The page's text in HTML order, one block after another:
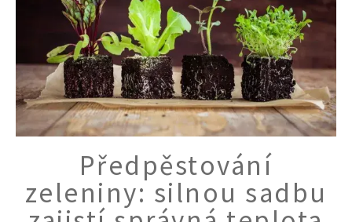
Předpěstování
zeleniny: silnou sadbu